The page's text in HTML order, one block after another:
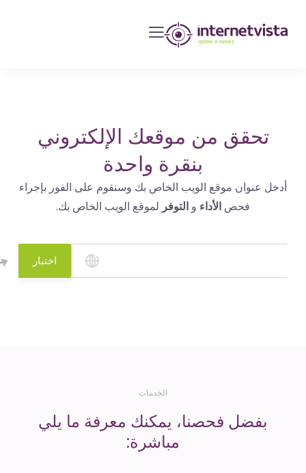
مراقبة
مواقع
الويب
الإنترنت
التشغيل
تحقق من موقعك الإلكتروني
بنقرة واحدة
أدخل عنوان موقع الويب الخاص بك وسنقوم على الفور بإجراء
فحصالأداءو التوفرلموقع الويب الخاص بك.
اختبار
الخدمات
بفضل فحصنا، يمكنك معرفة ما يلي
مباشرة: